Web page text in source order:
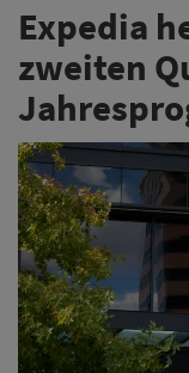
Expedia
zweiten